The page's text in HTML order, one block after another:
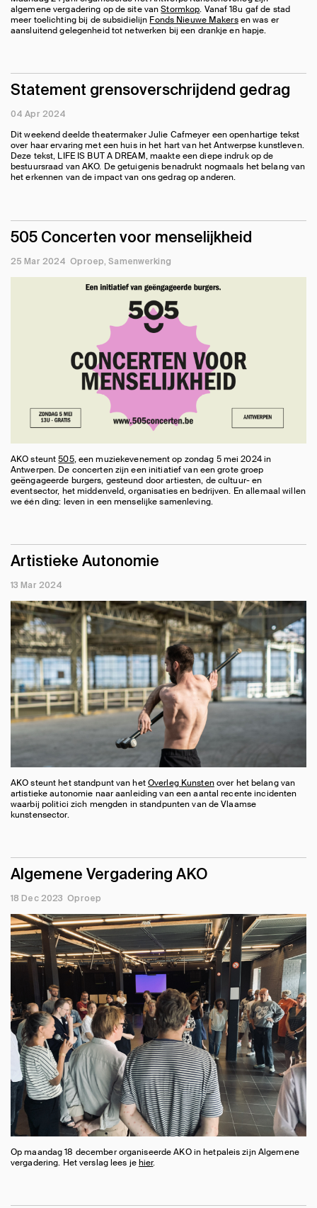
algemene vergadering op de site vanStormkop. Vanaf 18u gaf de stad
meer toelichting bij de subsidielijn Fonds Nieuwe Makersen was er
aansluitend gelegenheid tot netwerken bij een drankje en hapje.
Statement grensoverschrijdend gedrag
04 Apr 2024
Dit weekend deelde theatermaker Julie Cafmeyer een openhartige tekst
over haar ervaring met een huis in het hart van het Antwerpse kunstleven.
Deze tekst, LIFE IS BUT A DREAM, maakte een diepe indruk op de
bestuursraad van AKO. De getuigenis benadrukt nogmaals het belang van
het erkennen van de impact van ons gedrag op anderen.
505 Concerten voor menselijkheid
25 Mar 2024 Oproep Samenwerking
AKO steunt505, een muziekevenement op zondag 5 mei 2024 in
Antwerpen. De concerten zijn een initiatief van een grote groep
geëngageerde burgers, gesteund door artiesten, de cultuur- en
eventsector, het middenveld, organisaties en bedrijven. En allemaal willen
we één ding: leven in een menselijke samenleving.
Artistieke Autonomie
13 Mar 2024
AKO steunt het standpunt van hetOverleg Kunstenover het belang van
artistieke autonomie naar aanleiding van een aantal recente incidenten
waarbij politici zich mengden in standpunten van de Vlaamse
kunstensector.
Algemene Vergadering AKO
18 Dec 2023 Oproep
Op maandag 18 december organiseerde AKO in hetpaleis zijn Algemene
vergadering. Het verslag lees jehier.